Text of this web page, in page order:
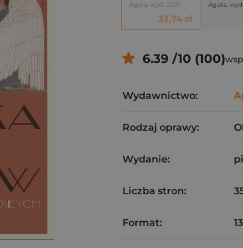
Agora, wyd. 2021
33,74 zł
Agora,
6.39 /10 (100)
Wydawnictwo:
Rodzaj oprawy:
Wydanie:
Liczba stron:
Format: